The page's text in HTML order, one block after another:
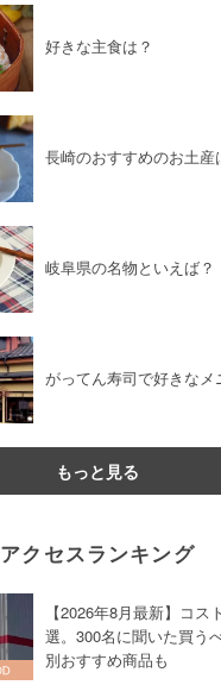
好きな主食は？
長崎のおすすめのお土産
岐阜県の名物といえば？
がってん寿司で好きなメ
もっと見る
アクセスランキング
【2026年8月最新】コス
選。300名に聞いた買う
別おすすめ商品も